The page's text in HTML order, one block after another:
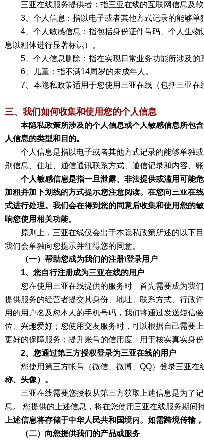
三亚在线服务提供者：指三亚在线的互联网信息及
3、个人信息：指以电子或者其他方式记录的能够
4、个人敏感信息：指包括身份证件号码、个人生
息以粗体进行显著标识）。
5、个人信息删除：指在实现日常业务功能所涉及的
6、儿童：指不满14周岁的未成年人。
7、本隐私政策适用于您使用三亚在线（包括三亚
三、我们如何收集和使用您的个人信息
本隐私政策所涉及的个人信息或个人敏感信息所包
人信息的类型和目的。
个人信息是指以电子或者其他方式记录的能够单独
别信息、住址、通信通讯联系方式、通信记录和内容、
个人敏感信息是指一旦泄露、非法提供或滥用可能
加粗并加下划线的方式提示您注意阅读。在您向三亚在
式进行处理。我们会在得到您的同意后收集和使用您的
响您使用相关功能。
原则上，三亚在线仅会出于本隐私政策所述的以下
我们会单独向您提示并征得您的同意。
（一）帮助您成为我们的注册\登录用户
1、您自行注册成为三亚在线的用户
您在使用三亚在线提供的服务时，首先需要成为我
提供服务的经营者提交其身份、地址、联系方式、行政
用的用户名及您本人的手机号码，我们将通过发送短信
位、兴趣爱好；您使用交友服务时，可以根据自己需要
更好的保障服务；提升账号的信用度，用于核实真实身
2、您通过第三方授权登录为三亚在线的用户
您使用第三方帐号（微信、微博、QQ）登录三亚
称、头像）。
三亚在线需要您授权从第三方获取上述信息是为了
息。 您提供的上述信息，将在您使用三亚在线服务期间
上述信息将存储于中华人民共和国境内。如需跨境传输
（二）向您提供我们的产品或服务